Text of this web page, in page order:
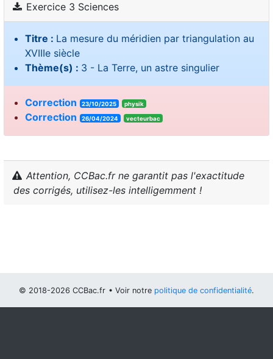
Exercice 3 Sciences
Titre : La mesure du méridien par triangulation au
XVIIIe siècle
Thème(s) : 3 - La Terre, un astre singulier
Correction 23/10/2025 physik
Correction 26/04/2024 vecteurbac
Attention, CCBac.fr ne garantit pas l'exactitude
des corrigés, utilisez-les intelligemment !
© 2018-2026 CCBac.fr • Voir notre politique de confidentialité.